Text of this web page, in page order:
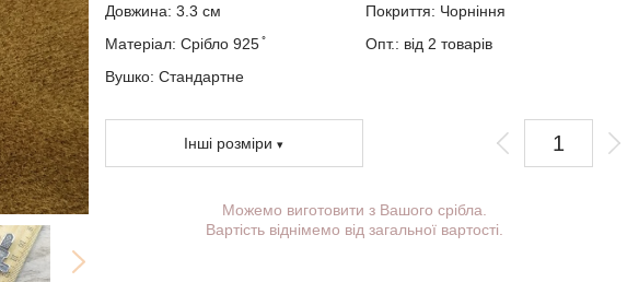
Довжина: 3.3 см
Покриття: Чорніння
Матеріал: Срібло 925 ̊
Опт.: від 2 товарів
Вушко:Стандартне
Інші розміри
Ви можете вибрати покриття, вушко.
Додаткові побажання можете вказати у коментарі під час оформлення
Можемо виготовити з Вашого срібла.
Вартість віднімемо від загальної вартості.